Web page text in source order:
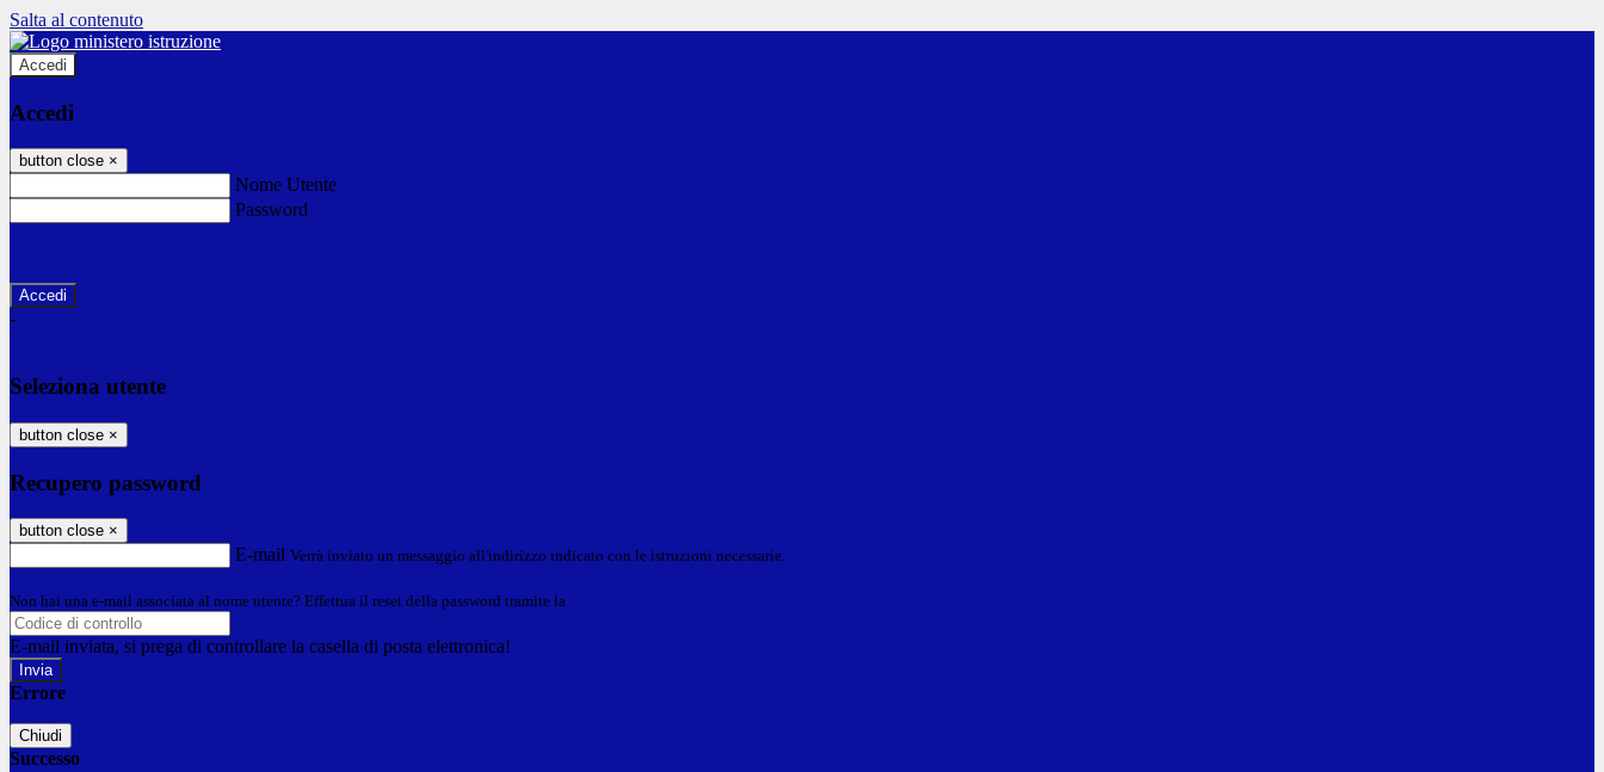
Salta al contenuto
Accedi
Accedi
button close ×
Nome Utente
Password
-
Seleziona utente
button close ×
Recupero password
button close ×
E-mail Verrà inviato un messaggio all'indirizzo indicato con le istruzioni necessarie.
Non hai una e-mail associata al nome utente? Effettua il reset della password tramite la
E-mail inviata, si prega di controllare la casella di posta elettronica!
Errore
Chiudi
Successo